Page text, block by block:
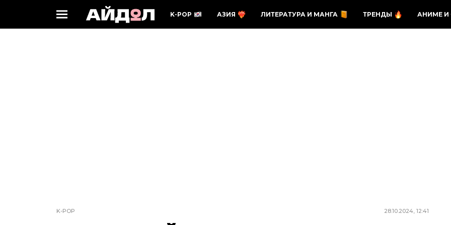
K-POP АЗИЯ ЛИТЕРАТУРА И МАНГА ТРЕНДЫ АНИМЕ И
K-POP 28.10.2024, 12:41